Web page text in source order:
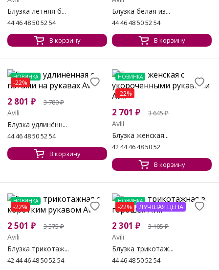
Блузка летняя б...
44 46 48 50 52 54
В корзину
Блузка белая из...
44 46 48 50 52 54
В корзину
НОВИНКА
-22%
2 801 ₽ 3 780₽
Avili
Блузка удлинённ...
44 46 48 50 52 54
В корзину
НОВИНКА
-22%
2 701 ₽ 3 645₽
Avili
Блузка женская...
42 44 46 48 50 52
В корзину
НОВИНКА
-22%
2 501 ₽ 3 375₽
Avili
Блузка трикотаж...
42 44 46 48 50 52 54
НОВИНКА
-22% ЛУЧШАЯ ЦЕНА
2 301 ₽ 3 105₽
Avili
Блузка трикотаж...
44 46 48 50 52 54